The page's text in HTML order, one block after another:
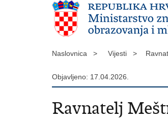
Naslovnica > Vijesti >
Objavljeno: 17.04.2026.
Ravnatelj